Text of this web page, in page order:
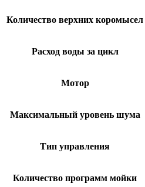
Количество верхних коромысел
Расход воды за цикл
Мотор
Максимальный уровень шума
Тип управления
Количество программ мойки